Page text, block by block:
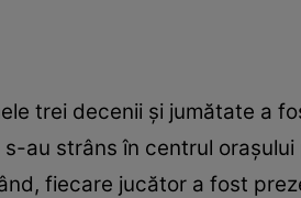
trei decenii și jumătate a
au strâns în centrul
fiecare jucător a fost